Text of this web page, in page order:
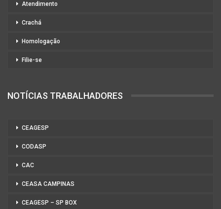
Atendimento
Crachá
Homologação
Filie-se
NOTÍCIAS TRABALHADORES
CEAGESP
CODASP
CAC
CEASA CAMPINAS
CEAGESP – SP BOX